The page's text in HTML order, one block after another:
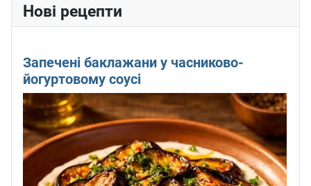
Нові рецепти
Запечені баклажани у часниково-
йогуртовому соусі